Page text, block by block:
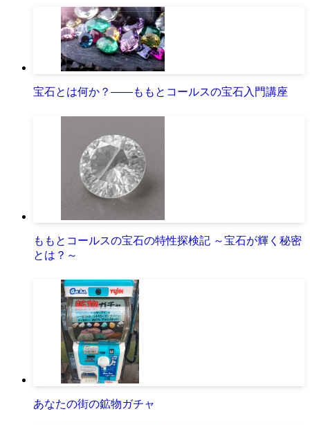
宝石とは何か？――ももとコールスの宝石入門講座
ももとコールスの宝石の特性探検記 ～宝石が輝く秘密
とは？～
あなたの街の鉱物ガチャ